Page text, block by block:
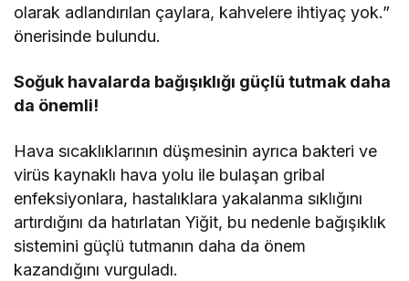
olarak adlandırılan çaylara, kahvelere ihtiyaç yok.”
önerisinde bulundu.
Soğuk havalarda bağışıklığı güçlü tutmak daha
da önemli!
Hava sıcaklıklarının düşmesinin ayrıca bakteri ve
virüs kaynaklı hava yolu ile bulaşan gribal
enfeksiyonlara, hastalıklara yakalanma sıklığını
artırdığını da hatırlatan Yiğit, bu nedenle bağışıklık
sistemini güçlü tutmanın daha da önem
kazandığını vurguladı.